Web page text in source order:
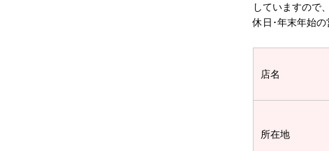
していますので
休日･年末年始
店名
所在地